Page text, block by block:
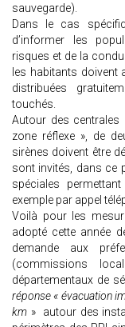
sauvegarde).
Dans le cas
d’informer les
risques et de la
les habitants doivent
distribuées
touchés.
Autour des centrales
zone réflexe », de
sirènes doivent être
sont invités, dans ce
spéciales
exemple par appel
Voilà pour les
adopté cette année
demande aux
(commissions
départementaux de
réponse « évacuation
km » autour des